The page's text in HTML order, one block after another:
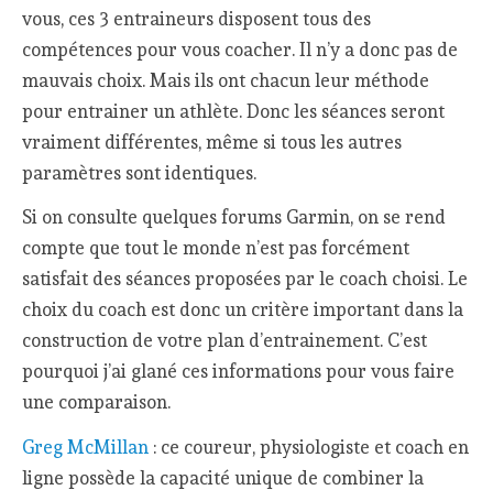
vous, ces 3 entraineurs disposent tous des
compétences pour vous coacher. Il n’y a donc pas de
mauvais choix. Mais ils ont chacun leur méthode
pour entrainer un athlète. Donc les séances seront
vraiment différentes, même si tous les autres
paramètres sont identiques.
Si on consulte quelques forums Garmin, on se rend
compte que tout le monde n’est pas forcément
satisfait des séances proposées par le coach choisi. Le
choix du coach est donc un critère important dans la
construction de votre plan d’entrainement. C’est
pourquoi j’ai glané ces informations pour vous faire
une comparaison.
Greg McMillan : ce coureur, physiologiste et coach en
ligne possède la capacité unique de combiner la